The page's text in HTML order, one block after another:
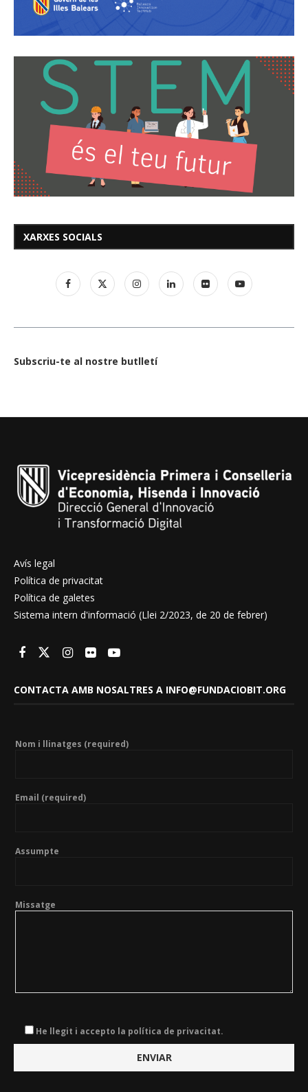
XARXES SOCIALS
Subscriu-te al nostre butlletí
Avís legal
Política de privacitat
Política de galetes
Sistema intern d'informació (Llei 2/2023, de 20 de febrer)
CONTACTA AMB NOSALTRES A INFO@FUNDACIOBIT.ORG
Nom i llinatges (required)
Email (required)
Assumpte
Missatge
He llegit i accepto la política de privacitat.